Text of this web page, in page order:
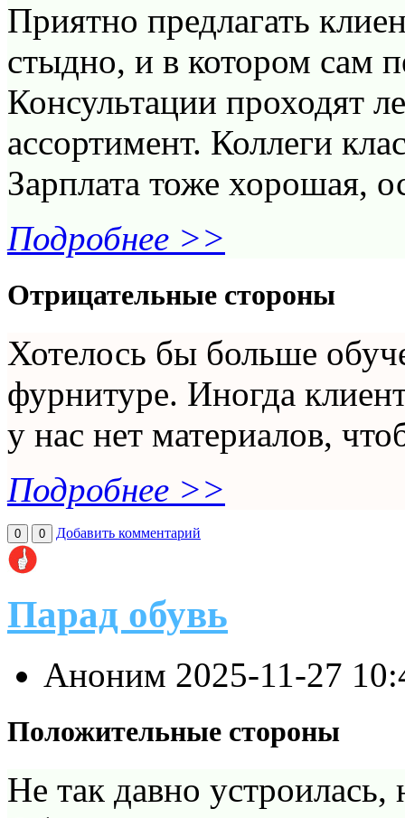
Приятно предлагать
стыдно, и в котором сам
Консультации проходят
ассортимент. Коллеги
Зарплата тоже хорошая,
Подробнее >>
Отрицательные стороны
Хотелось бы больше
фурнитуре. Иногда
у нас нет материалов,
Подробнее >>
0 0 Добавить комментарий
Парад обувь
Аноним 2025-11-27
Положительные стороны
Не так давно